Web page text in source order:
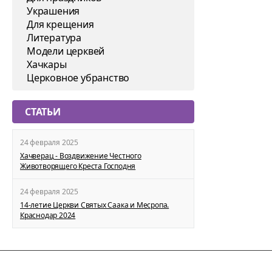
Украшения
Для крещения
Литература
Модели церквей
Хачкары
Церковное убранство
СТАТЬИ
24 февраля 2025
Хачверац - Воздвижение Честного
Животворящего Креста Господня
24 февраля 2025
14-летие Церкви Святых Саака и Месропа.
Краснодар 2024